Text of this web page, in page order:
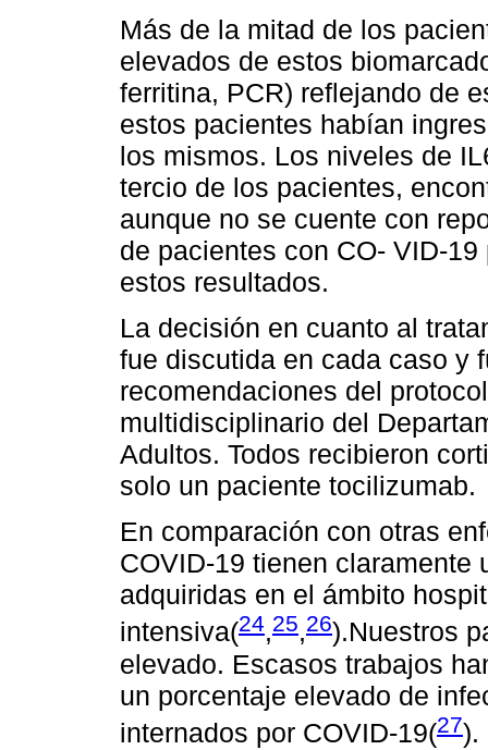
Más de la mitad de los
elevados de estos
ferritina, PCR) reflejando de
estos pacientes habían
los mismos. Los niveles de
tercio de los pacientes,
aunque no se cuente con
de pacientes con CO- VID-
estos resultados.
La decisión en cuanto al
fue discutida en cada caso y
recomendaciones del
multidisciplinario del
Adultos. Todos recibieron
solo un paciente tocilizumab.
En comparación con otras
COVID-19 tienen claramente
adquiridas en el ámbito
intensiva(24,25,26).Nuestros
elevado. Escasos trabajos
un porcentaje elevado de
internados por COVID-19(27).